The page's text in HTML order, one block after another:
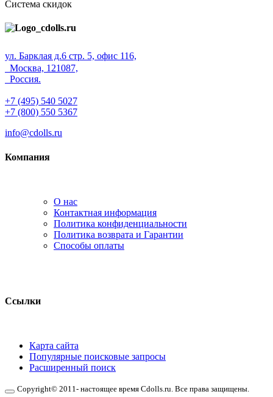
Система скидок
ул. Барклая д.6 стр. 5, офис 116,
Москва, 121087,
Россия.
+7 (495) 540 5027
+7 (800) 550 5367
info@cdolls.ru
Компания
О нас
Контактная информация
Политика конфиденциальности
Политика возврата и Гарантии
Способы оплаты
Ссылки
Карта сайта
Популярные поисковые запросы
Расширенный поиск
Copyright© 2011- настоящее время Cdolls.ru. Все права защищены.